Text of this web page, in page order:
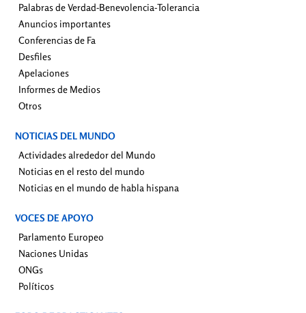
Palabras de Verdad-Benevolencia-Tolerancia
Anuncios importantes
Conferencias de Fa
Desfiles
Apelaciones
Informes de Medios
Otros
NOTICIAS DEL MUNDO
Actividades alrededor del Mundo
Noticias en el resto del mundo
Noticias en el mundo de habla hispana
VOCES DE APOYO
Parlamento Europeo
Naciones Unidas
ONGs
Políticos